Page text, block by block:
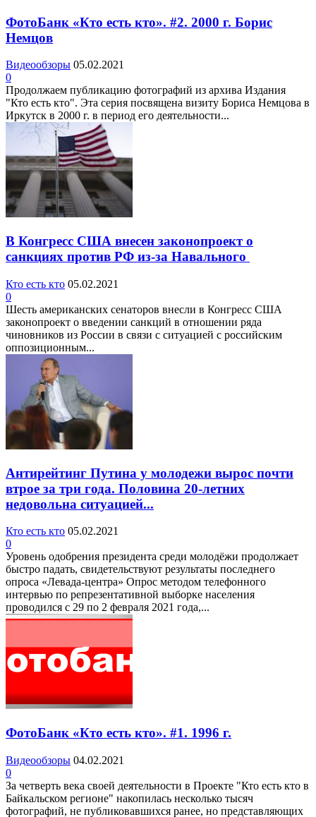
ФотоБанк «Кто есть кто». #2. 2000 г. Борис
Немцов
Видеообзоры 05.02.2021
0
Продолжаем публикацию фотографий из архива Издания
"Кто есть кто". Эта серия посвящена визиту Бориса Немцова в
Иркутск в 2000 г. в период его деятельности...
В Конгресс США внесен законопроект о
санкциях против РФ из-за Навального
Кто есть кто 05.02.2021
0
Шесть американских сенаторов внесли в Конгресс США
законопроект о введении санкций в отношении ряда
чиновников из России в связи с ситуацией с российским
оппозиционным...
Антирейтинг Путина у молодежи вырос почти
втрое за три года. Половина 20-летних
недовольна ситуацией...
Кто есть кто 05.02.2021
0
Уровень одобрения президента среди молодёжи продолжает
быстро падать, свидетельствуют результаты последнего
опроса «Левада-центра» Опрос методом телефонного
интервью по репрезентативной выборке населения
проводился с 29 по 2 февраля 2021 года,...
ФотоБанк «Кто есть кто». #1. 1996 г.
Видеообзоры 04.02.2021
0
За четверть века своей деятельности в Проекте "Кто есть кто в
Байкальском регионе" накопилась несколько тысяч
фотографий, не публиковавшихся ранее, но представляющих